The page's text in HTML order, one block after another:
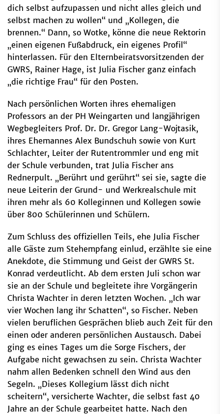
dich selbst aufzupassen und nicht alles gleich und
selbst machen zu wollen“ und „Kollegen, die
brennen.“ Dann, so Wotke, könne die neue Rektorin
„einen eigenen Fußabdruck, ein eigenes Profil“
hinterlassen. Für den Elternbeiratsvorsitzenden der
GWRS, Rainer Hage, ist Julia Fischer ganz einfach
„die richtige Frau“ für den Posten.
Nach persönlichen Worten ihres ehemaligen
Professors an der PH Weingarten und langjährigen
Wegbegleiters Prof. Dr. Dr. Gregor Lang-Wojtasik,
ihres Ehemannes Alex Bundschuh sowie von Kurt
Schlachter, Leiter der Rutentrommler und eng mit
der Schule verbunden, trat Julia Fischer ans
Rednerpult. „Berührt und gerührt“ sei sie, sagte die
neue Leiterin der Grund- und Werkrealschule mit
ihren mehr als 60 Kolleginnen und Kollegen sowie
über 800 Schülerinnen und Schülern.
Zum Schluss des offiziellen Teils, ehe Julia Fischer
alle Gäste zum Stehempfang einlud, erzählte sie eine
Anekdote, die Stimmung und Geist der GWRS St.
Konrad verdeutlicht. Ab dem ersten Juli schon war
sie an der Schule und begleitete ihre Vorgängerin
Christa Wachter in deren letzten Wochen. „Ich war
vier Wochen lang ihr Schatten“, so Fischer. Neben
vielen beruflichen Gesprächen blieb auch Zeit für den
einen oder anderen persönlichen Austausch. Dabei
ging es eines Tages um die Sorge Fischers, der
Aufgabe nicht gewachsen zu sein. Christa Wachter
nahm allen Bedenken schnell den Wind aus den
Segeln. „Dieses Kollegium lässt dich nicht
scheitern“, versicherte Wachter, die selbst fast 40
Jahre an der Schule gearbeitet hatte. Nach den